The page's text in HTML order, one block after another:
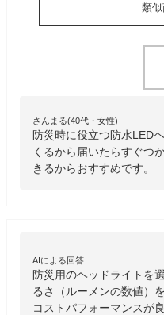
類
さんまる(40代・女性)
防災時に役立つ防水LED
くるから届いたらすぐつ
きるからおすすめです。
AIによる回答
防災用のヘッドライトを
るさ（ルーメンの数値）
コストパフォーマンスが